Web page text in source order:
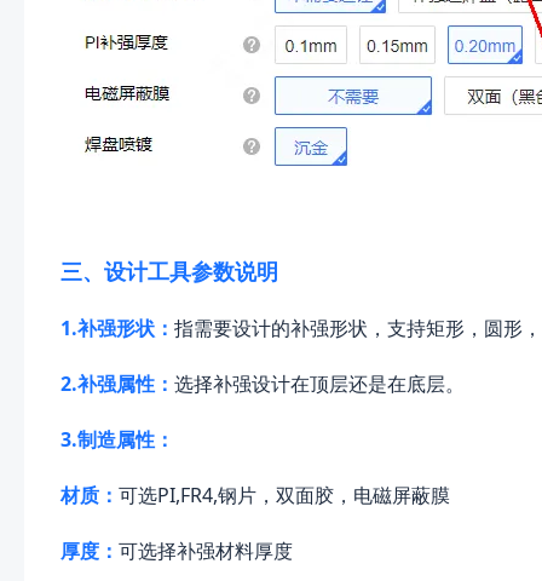
三、设计工具参数说明
1.补强形状： 指需要设计的补强形状，支持矩形，圆形
2.补强属性： 选择补强设计在顶层还是在底层。
3.制造属性：
材质： 可选PI,FR4,钢片，双面胶，电磁屏蔽膜
厚度： 可选择补强材料厚度